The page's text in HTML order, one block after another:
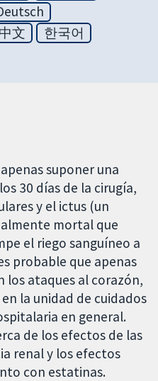
文
한국어
suponer una
30 días de la cirugía,
y el ictus (un
mortal que
el riego sanguíneo a
probable que apenas
los ataques al corazón,
la unidad de cuidados
en general.
de los efectos de las
renal y los efectos
con estatinas.